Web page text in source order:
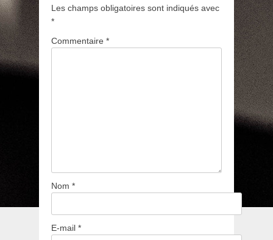
Les champs obligatoires sont indiqués avec
*
Commentaire *
Nom *
E-mail *